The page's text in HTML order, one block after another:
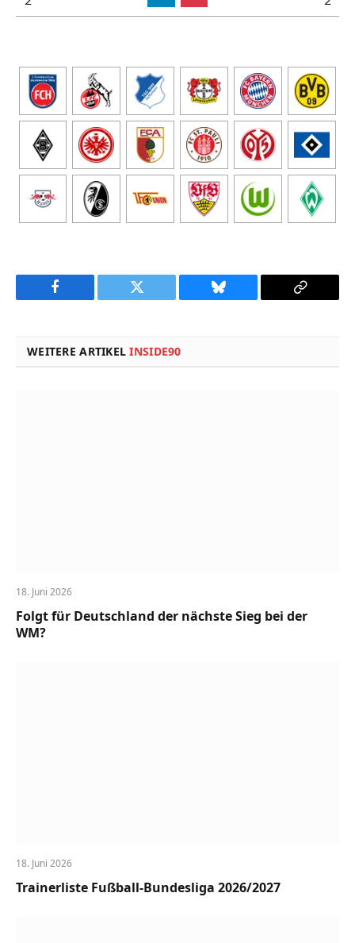
Facebook Twitter Bluesky
Copy
WEITERE ARTIKELINSIDE90
18. Juni 2026
Folgt für Deutschland der nächste Sieg bei der
WM?
18. Juni 2026
Trainerliste Fußball-Bundesliga 2026/2027